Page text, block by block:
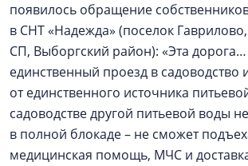
появилось обращение
в СНТ «Надежда» (поселок
СП, Выборгский район): «Эта
единственный проезд в садоводство
от единственного источника
садоводстве другой питьевой воды
в полной блокаде – не сможет
медицинская помощь, МЧС и